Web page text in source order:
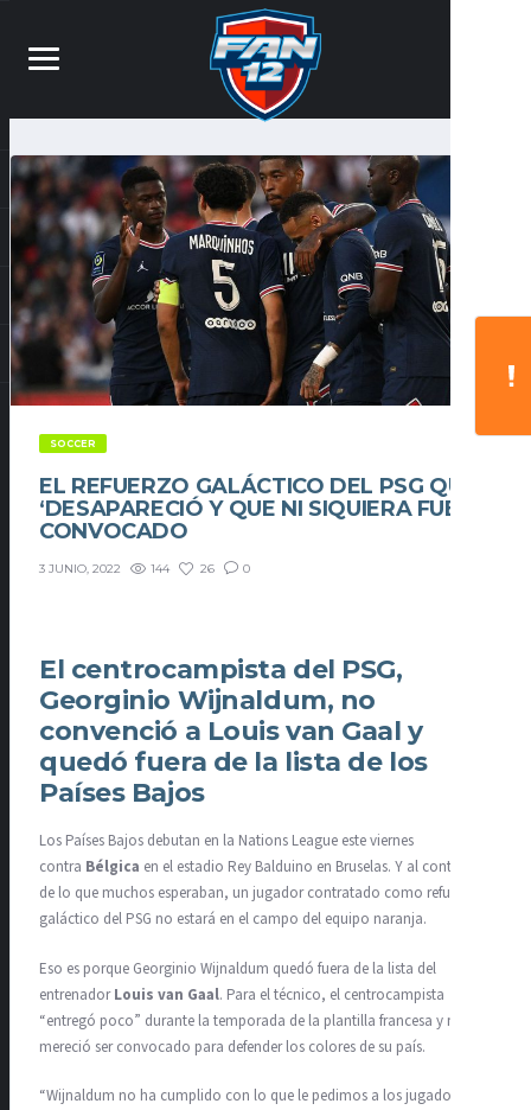
SOCCER
EL REFUERZO GALÁCTICO DEL PSG QUE
‘DESAPARECIÓ Y QUE NI SIQUIERA FUE
CONVOCADO
3 JUNIO, 2022 144 26 0
El centrocampista del PSG,
Georginio Wijnaldum, no
convenció a Louis van Gaal y
quedó fuera de la lista de los
Países Bajos
Los Países Bajos debutan en la Nations League este viernes
contra Bélgica en el estadio Rey Balduino en Bruselas. Y al contrario
de lo que muchos esperaban, un jugador contratado como refuerzo
galáctico del PSG no estará en el campo del equipo naranja.
Eso es porque Georginio Wijnaldum quedó fuera de la lista del
entrenadorLouis van Gaal. Para el técnico, el centrocampista
“entregó poco” durante la temporada de la plantilla francesa y no
mereció ser convocado para defender los colores de su país.
“Wijnaldum no ha cumplido con lo que le pedimos a los jugadores